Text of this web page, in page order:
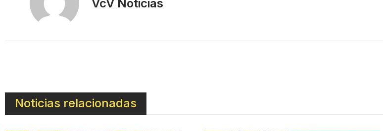
VcV Noticias
Noticias relacionadas